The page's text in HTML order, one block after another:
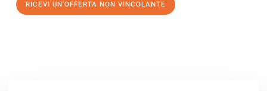
RICEVI UN'OFFERTA NON VINCOLANTE